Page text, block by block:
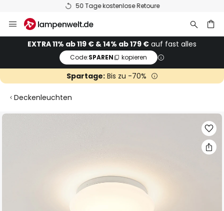
50 Tage kostenlose Retoure
Inhalt
springenEXTRA 11% ab 119 € & 14% ab 179 € auf fast alles
Code:SPAREN kopieren
Spartage:Bis zu -70%
Deckenleuchten
Zum